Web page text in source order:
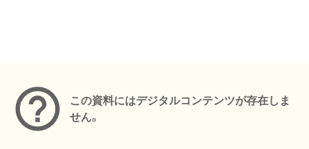
この資料にはデジタルコンテンツが存在しま
せん。